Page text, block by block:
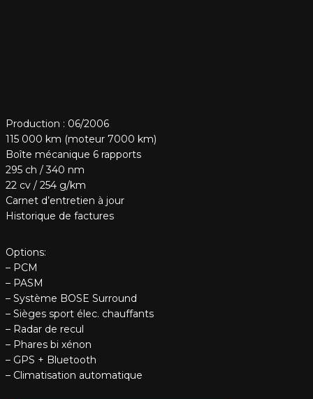
Production : 06/2006
115 000 km (moteur 7000 km)
Boîte mécanique 6 rapports
295 ch / 340 nm
22 cv / 254 g/km
Carnet d’entretien à jour
Historique de factures
Options:
– PCM
– PASM
– Système BOSE Surround
– Sièges sport élec. chauffants
– Radar de recul
– Phares bi xénon
– GPS + Bluetooth
– Climatisation automatique